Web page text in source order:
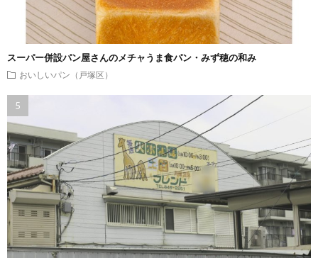
スーパー併設パン屋さんのメチャうま食パン・みず穂の和み
おいしいパン（戸塚区）